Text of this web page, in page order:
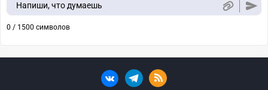
Напиши, что думаешь
0 / 1500 символов